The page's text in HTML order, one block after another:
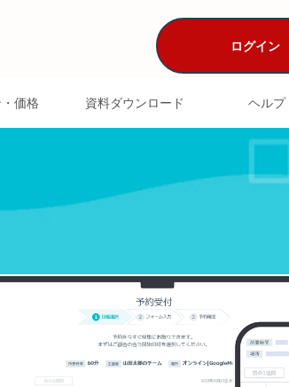
ログイン
価格 資料ダウンロード ヘルプ